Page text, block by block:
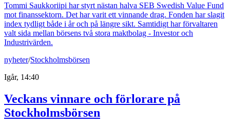
Tommi Saukkoriipi har styrt nästan halva SEB Swedish Value Fund
mot finanssektorn. Det har varit ett vinnande drag. Fonden har slagit
index tydligt både i år och på längre sikt. Samtidigt har förvaltaren
valt sida mellan börsens två stora maktbolag - Investor och
Industrivärden.
nyheter/Stockholmsbörsen
Igår, 14:40
Veckans vinnare och förlorare på
Stockholmsbörsen